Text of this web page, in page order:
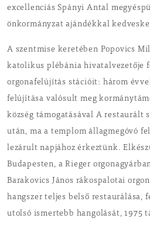
excellenciás Spányi Antal
önkormányzat ajándékkal
A szentmise keretében Popovics
katolikus plébánia hivatalvezetője
orgonafelújítás stációit: három
felújítása valósult meg
község támogatásával A restaurált
után, ma a templom állagmegóvó
lezárult napjához érkeztünk.
Budapesten, a Rieger
Barakovics János rákospalotai
hangszer teljes belső restaurálása,
utolsó ismertebb hangolását, 1975